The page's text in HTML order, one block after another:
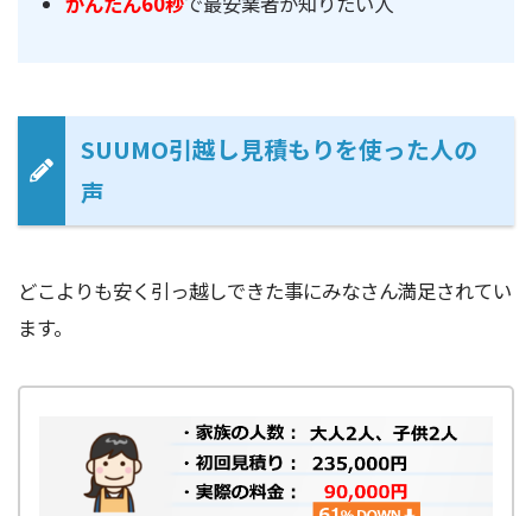
SUUMO引越し見積もりを使った人の
声
どこよりも安く引っ越しできた事にみなさん満足されてい
ます。